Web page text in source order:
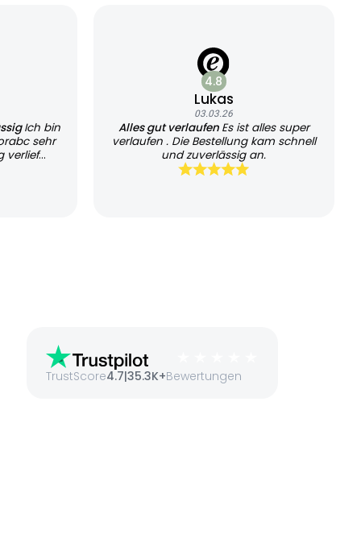
Ich bin
sehr
verlief
4.8
Lukas
03.03.26
Alles gut verlaufen Es ist alles super
verlaufen . Die Bestellung kam schnell
und zuverlässig an.
TrustScore4.7|35.3K+Bewertungen